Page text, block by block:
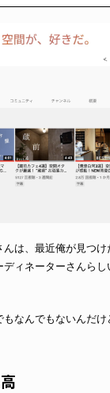
んは、最近俺が見つ
ィネーターさんら
なんでもないんだ